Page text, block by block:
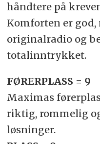
håndtere på
Komforten er
originalradio og
totalinntrykket.
FØRERPLASS = 9
Maximas
riktig, rommelig
løsninger.